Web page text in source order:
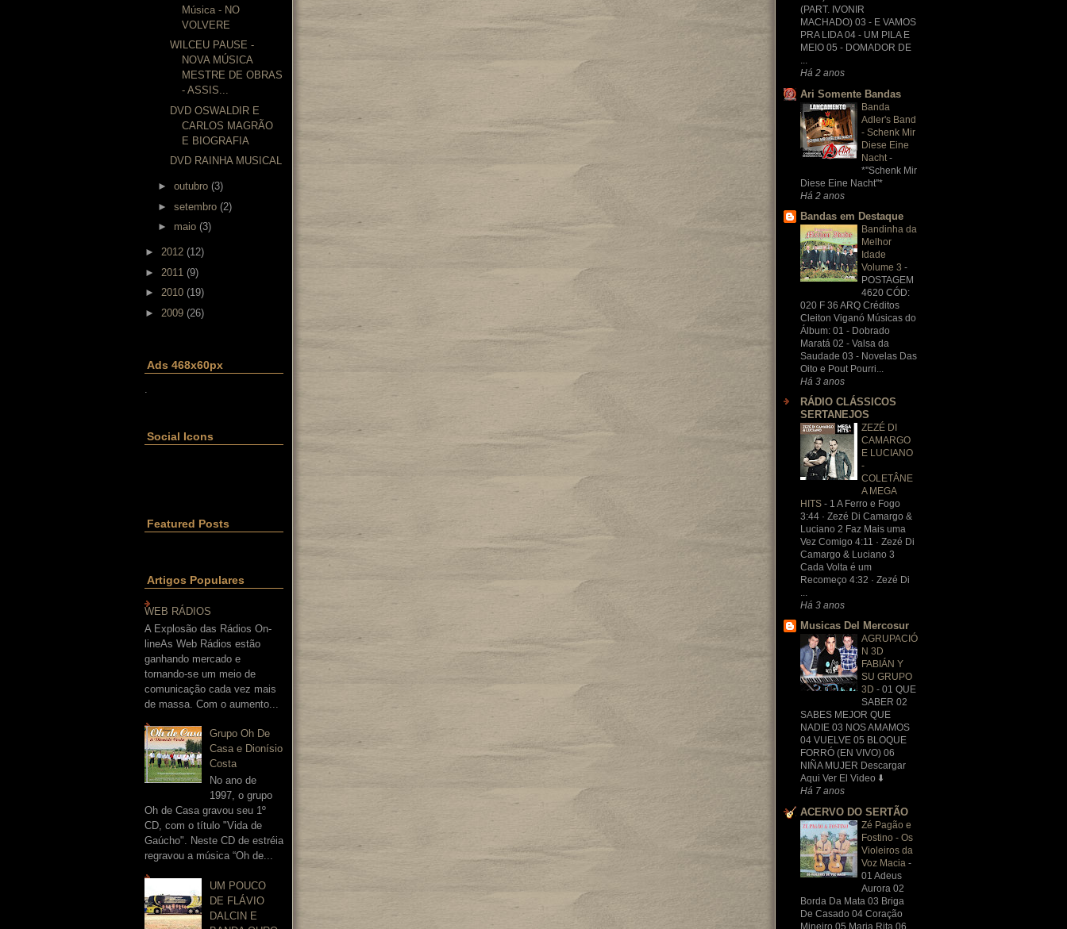
Música - NO
VOLVERE
WILCEU PAUSE -
NOVA MÚSICA
MESTRE DE OBRAS
- ASSIS...
DVD OSWALDIR E
CARLOS MAGRÃO
E BIOGRAFIA
DVD RAINHA MUSICAL
► outubro (3)
► setembro (2)
► maio (3)
► 2012 (12)
► 2011 (9)
► 2010 (19)
► 2009 (26)
Ads 468x60px
.
Social Icons
Featured Posts
Artigos Populares
WEB RÁDIOS
A Explosão das Rádios On-
lineAs Web Rádios estão
ganhando mercado e
tornando-se um meio de
comunicação cada vez mais
de massa. Com o aumento...
Grupo Oh De
Casa e Dionísio
Costa
No ano de
1997, o grupo
Oh de Casa gravou seu 1º
CD, com o título "Vida de
Gaúcho". Neste CD de estréia
regravou a música “Oh de...
UM POUCO
DE FLÁVIO
DALCIN E
(PART. IVONIR
MACHADO) 03 - E VAMOS
PRA LIDA 04 - UM PILA E
MEIO 05 - DOMADOR DE
...
Há 2 anos
Ari Somente Bandas
Banda
Adler's Band
- Schenk Mir
Diese Eine
Nacht -
*''Schenk Mir
Diese Eine Nacht''*
Há 2 anos
Bandas em Destaque
Bandinha da
Melhor
Idade
Volume 3 -
POSTAGEM
4620 CÓD:
020 F 36 ARQ Créditos
Cleiton Viganó Músicas do
Álbum: 01 - Dobrado
Maratá 02 - Valsa da
Saudade 03 - Novelas Das
Oito e Pout Pourri...
Há 3 anos
RÁDIO CLÁSSICOS
SERTANEJOS
ZEZÉ DI
CAMARGO
E LUCIANO
-
COLETÂNE
A MEGA
HITS - 1 A Ferro e Fogo
3:44 · Zezé Di Camargo &
Luciano 2 Faz Mais uma
Vez Comigo 4:11 · Zezé Di
Camargo & Luciano 3
Cada Volta é um
Recomeço 4:32 · Zezé Di
...
Há 3 anos
Musicas Del Mercosur
AGRUPACIÓ
N 3D
FABIÁN Y
SU GRUPO
3D - 01 QUE
SABER 02
SABES MEJOR QUE
NADIE 03 NOS AMAMOS
04 VUELVE 05 BLOQUE
FORRÓ (EN VIVO) 06
NIÑA MUJER Descargar
Aqui Ver El Video ⬇️
Há 7 anos
ACERVO DO SERTÃO
Zé Pagão e
Fostino - Os
Violeiros da
Voz Macia -
01 Adeus
Aurora 02
Borda Da Mata 03 Briga
De Casado 04 Coração
Mineiro 05 Maria Rita 06